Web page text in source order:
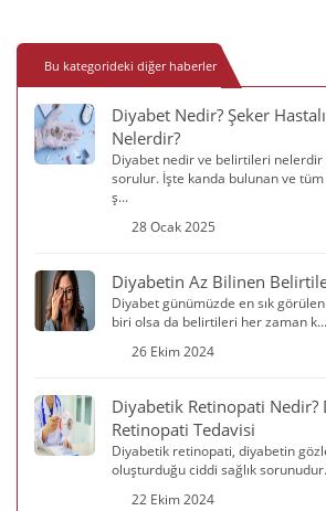
Bu kategorideki diğer haberler
Diyabet Nedir? Şeker
Nelerdir?
Diyabet nedir ve belirtileri nelerdir
sorulur. İşte kanda bulunan ve
ş...
28 Ocak 2025
Diyabetin Az Bilinen
Diyabet günümüzde en sık
biri olsa da belirtileri her zaman k...
26 Ekim 2024
Diyabetik Retinopati Nedir?
Retinopati Tedavisi
Diyabetik retinopati, diyabetin
oluşturduğu ciddi sağlık
22 Ekim 2024